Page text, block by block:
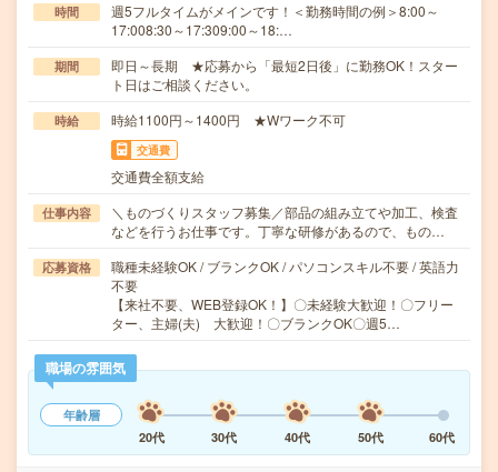
時間
週5フルタイムがメインです！＜勤務時間の例＞8:00～
17:008:30～17:309:00～18:…
期間
即日～長期 ★応募から「最短2日後」に勤務OK！スター
ト日はご相談ください。
時給 時給1100円～1400円 ★Wワーク不可
交通費
交通費全額支給
仕事内容
＼ものづくりスタッフ募集／部品の組み立てや加工、検査
などを行うお仕事です。丁寧な研修があるので、もの…
応募資格
職種未経験OK / ブランクOK / パソコンスキル不要 / 英語力
不要
【来社不要、WEB登録OK！】〇未経験大歓迎！〇フリー
ター、主婦(夫) 大歓迎！〇ブランクOK〇週5…
職場の雰囲気
年齢層
20代
30代 40代 50代 60代